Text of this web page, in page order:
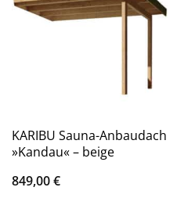
KARIBU Sauna-Anbaudach
»Kandau« – beige
849,00€